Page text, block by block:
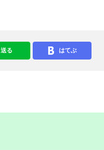
送る はてぶ